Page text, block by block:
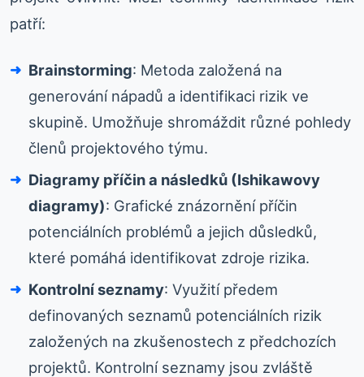
patří:
Brainstorming: Metoda založená na
generování nápadů a identifikaci rizik ve
skupině. Umožňuje shromáždit různé pohledy
členů projektového týmu.
Diagramy příčin a následků (Ishikawovy
diagramy): Grafické znázornění příčin
potenciálních problémů a jejich důsledků,
které pomáhá identifikovat zdroje rizika.
Kontrolní seznamy: Využití předem
definovaných seznamů potenciálních rizik
založených na zkušenostech z předchozích
projektů. Kontrolní seznamy jsou zvláště